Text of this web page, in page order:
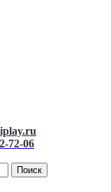
72-06
Поиск